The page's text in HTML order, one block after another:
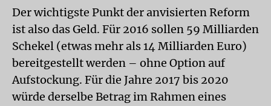
Der wichtigste Punkt der anvisierten Reform
ist also das Geld. Für 2016 sollen 59 Milliarden
Schekel (etwas mehr als 14 Milliarden Euro)
bereitgestellt werden – ohne Option auf
Aufstockung. Für die Jahre 2017 bis 2020
würde derselbe Betrag im Rahmen eines